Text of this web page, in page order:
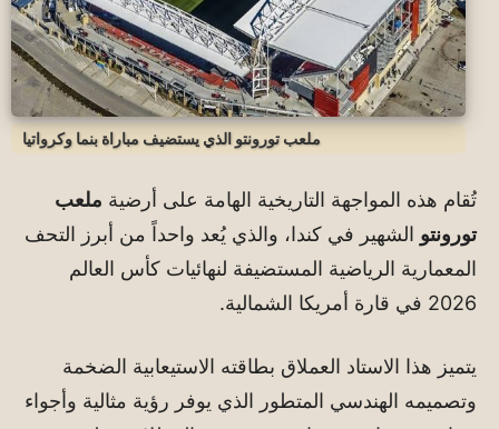
ملعب تورونتو الذي يستضيف مباراة بنما وكرواتيا
تُقام هذه المواجهة التاريخية الهامة على أرضية ملعب
تورونتو الشهير في كندا، والذي يُعد واحداً من أبرز التحف
المعمارية الرياضية المستضيفة لنهائيات كأس العالم
2026 في قارة أمريكا الشمالية.
يتميز هذا الاستاد العملاق بطاقته الاستيعابية الضخمة
وتصميمه الهندسي المتطور الذي يوفر رؤية مثالية وأجواء